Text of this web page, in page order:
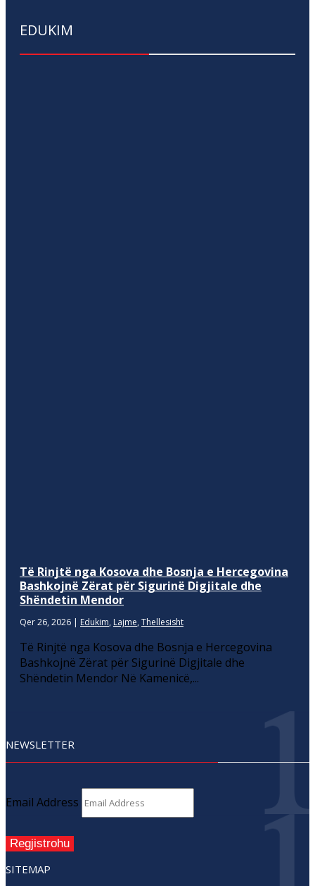
EDUKIM
Të Rinjtë nga Kosova dhe Bosnja e Hercegovina
Bashkojnë Zërat për Sigurinë Digjitale dhe
Shëndetin Mendor
Qer 26, 2026 | Edukim, Lajme, Thellesisht
Të Rinjtë nga Kosova dhe Bosnja e Hercegovina
Bashkojnë Zërat për Sigurinë Digjitale dhe
Shëndetin Mendor Në Kamenicë,...
NEWSLETTER
Email Address
Regjistrohu
SITEMAP